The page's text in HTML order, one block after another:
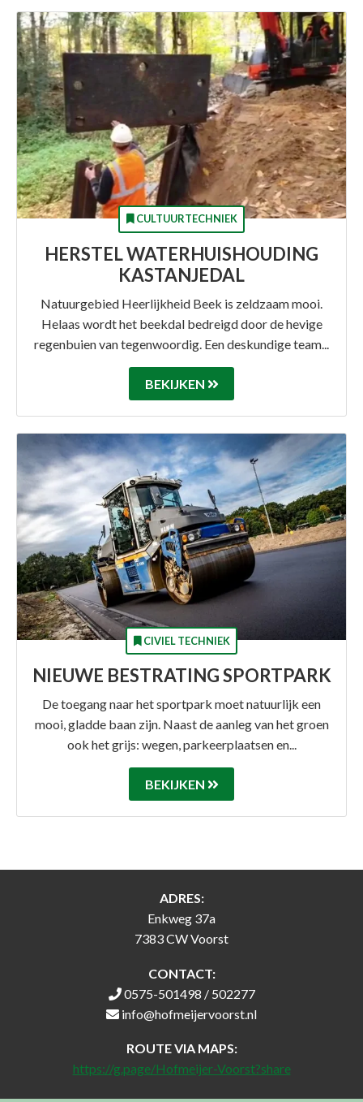
CULTUURTECHNIEK
HERSTEL WATERHUISHOUDING
KASTANJEDAL
Natuurgebied Heerlijkheid Beek is zeldzaam mooi.
Helaas wordt het beekdal bedreigd door de hevige
regenbuien van tegenwoordig. Een deskundige team...
BEKIJKEN
CIVIEL TECHNIEK
NIEUWE BESTRATING SPORTPARK
De toegang naar het sportpark moet natuurlijk een
mooi, gladde baan zijn. Naast de aanleg van het groen
ook het grijs: wegen, parkeerplaatsen en...
BEKIJKEN
ADRES:
Enkweg 37a
7383 CW Voorst
CONTACT:
0575-501498 / 502277
info@hofmeijervoorst.nl
ROUTE VIA MAPS:
https://g.page/Hofmeijer-Voorst?share